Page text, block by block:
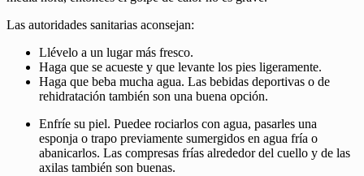
Las autoridades sanitarias aconsejan:
Llévelo a un lugar más fresco.
Haga que se acueste y que levante los pies ligeramente.
Haga que beba mucha agua. Las bebidas deportivas o de
rehidratación también son una buena opción.
Enfríe su piel. Puedee rociarlos con agua, pasarles una
esponja o trapo previamente sumergidos en agua fría o
abanicarlos. Las compresas frías alrededor del cuello y de las
axilas también son buenas.